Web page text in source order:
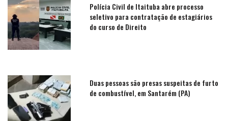
Polícia Civil de Itaituba abre processo
seletivo para contratação de estagiários
do curso de Direito
Duas pessoas são presas suspeitas de furto
de combustível, em Santarém (PA)